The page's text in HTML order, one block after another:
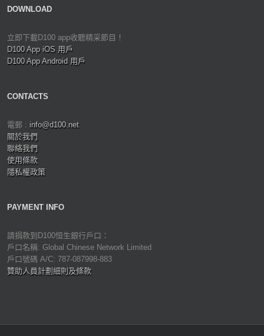
DOWNLOAD
立即下載D100 app收聽精采節目！
D100 App iOS 用戶
D100 App Android 用戶
CONTACTS
電郵 : info@d100.net
關於我們
聯絡我們
使用條款
隱私權政策
PAYMENT INFO
請捐款到D100恒生銀行戶口：
戶口名稱: Global Chinese Network Limited
戶口號碼 A/C: 787-087998-883
贊助人員計劃細則及條款